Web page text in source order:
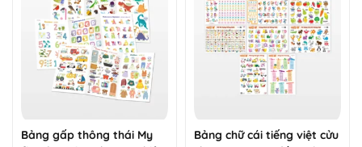
Bảng gấp thông thái My
Bảng chữ cái tiếng việt cửu